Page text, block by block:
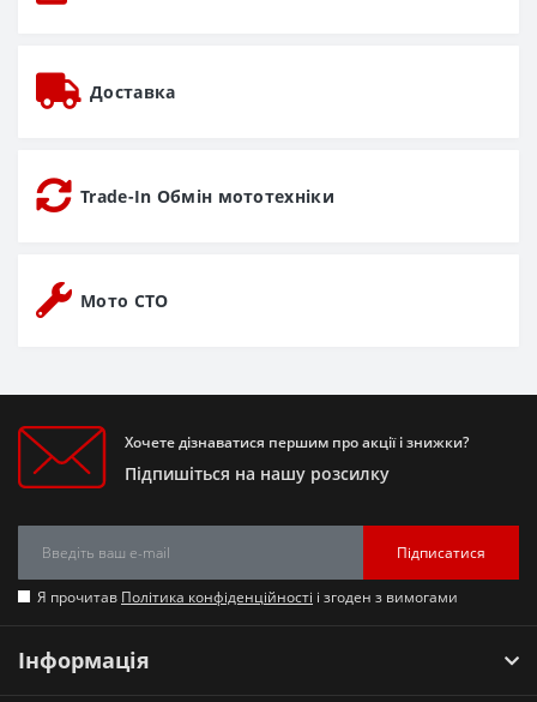
Доставка
Trade-In Обмін мототехніки
Мото СТО
Хочете дізнаватися першим про акції і знижки?
Підпишіться на нашу розсилку
Підписатися
Я прочитав Політика конфіденційності і згоден з вимогами
Інформація